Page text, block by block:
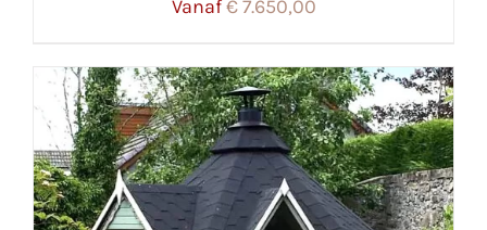
Vanaf€7.650,00